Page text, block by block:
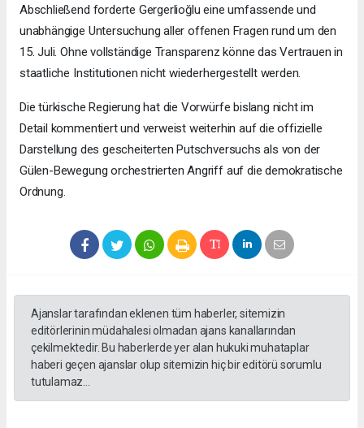
Abschließend forderte Gergerlioğlu eine umfassende und
unabhängige Untersuchung aller offenen Fragen rund um den
15. Juli. Ohne vollständige Transparenz könne das Vertrauen in
staatliche Institutionen nicht wiederhergestellt werden.
Die türkische Regierung hat die Vorwürfe bislang nicht im
Detail kommentiert und verweist weiterhin auf die offizielle
Darstellung des gescheiterten Putschversuchs als von der
Gülen-Bewegung orchestrierten Angriff auf die demokratische
Ordnung.
Ajanslar tarafından eklenen tüm haberler, sitemizin
editörlerinin müdahalesi olmadan ajans kanallarından
çekilmektedir. Bu haberlerde yer alan hukuki muhataplar
haberi geçen ajanslar olup sitemizin hiç bir editörü sorumlu
tutulamaz...